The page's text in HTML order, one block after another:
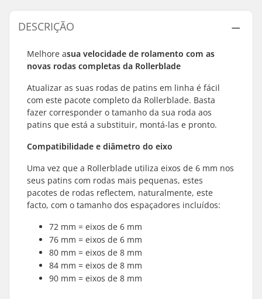
DESCRIÇÃO
Melhore asua velocidade de rolamento com as
novas rodas completas da Rollerblade
Atualizar as suas rodas de patins em linha é fácil
com este pacote completo da Rollerblade. Basta
fazer corresponder o tamanho da sua roda aos
patins que está a substituir, montá-las e pronto.
Compatibilidade e diâmetro do eixo
Uma vez que a Rollerblade utiliza eixos de 6 mm nos
seus patins com rodas mais pequenas, estes
pacotes de rodas reflectem, naturalmente, este
facto, com o tamanho dos espaçadores incluídos:
72 mm = eixos de 6 mm
76 mm = eixos de 6 mm
80 mm = eixos de 8 mm
84 mm = eixos de 8 mm
90 mm = eixos de 8 mm